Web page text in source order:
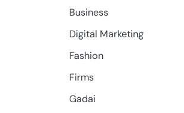
Business
Digital Marketing
Fashion
Firms
Gadai